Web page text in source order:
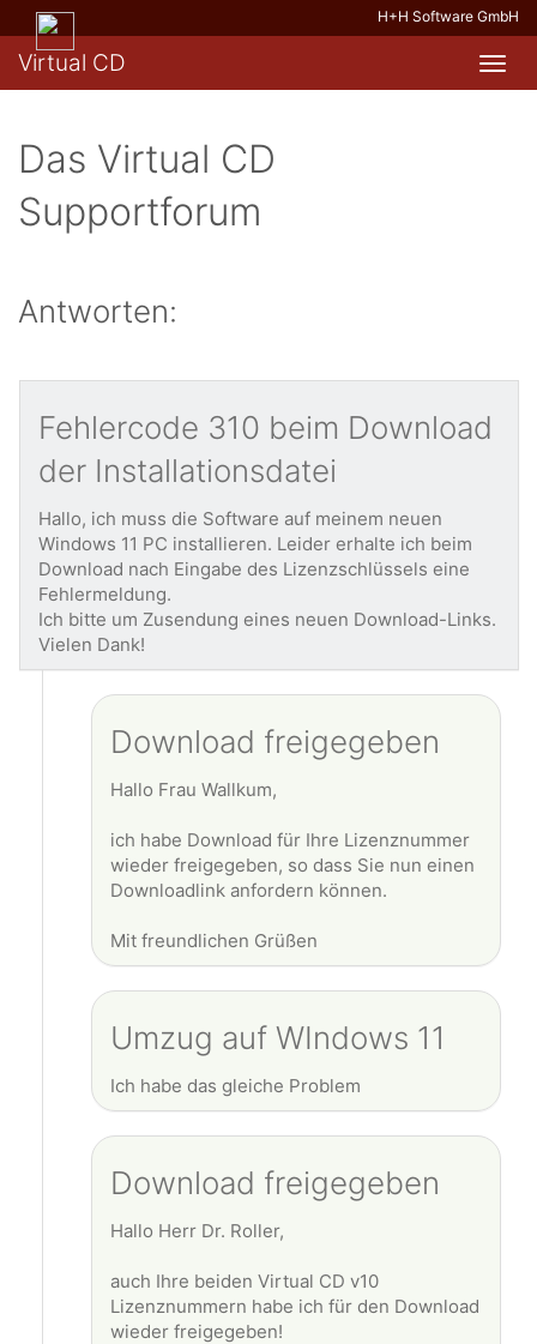
H+H Software GmbH
Virtual CD
Das Virtual CD
Supportforum
Antworten:
Fehlercode 310 beim Download
der Installationsdatei
Hallo, ich muss die Software auf meinem neuen
Windows 11 PC installieren. Leider erhalte ich beim
Download nach Eingabe des Lizenzschlüssels eine
Fehlermeldung.
Ich bitte um Zusendung eines neuen Download-Links.
Vielen Dank!
Download freigegeben
Hallo Frau Wallkum,
ich habe Download für Ihre Lizenznummer
wieder freigegeben, so dass Sie nun einen
Downloadlink anfordern können.
Mit freundlichen Grüßen
Umzug auf WIndows 11
Ich habe das gleiche Problem
Download freigegeben
Hallo Herr Dr. Roller,
auch Ihre beiden Virtual CD v10
Lizenznummern habe ich für den Download
wieder freigegeben!